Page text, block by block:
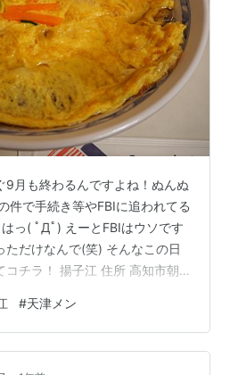
9月も終わるんですよね！ぬんぬ
件で手続き等やFBIに追われてる
っ( ﾟДﾟ) えーとFBIはウソです
ただけなんで(笑) そんなこの日
コチラ！ 揚子江 住所 高知市朝
定休日 木曜・第3水曜
はいっ朝倉のサンシャインで
いつも入店待ちができていて や
#天津メン